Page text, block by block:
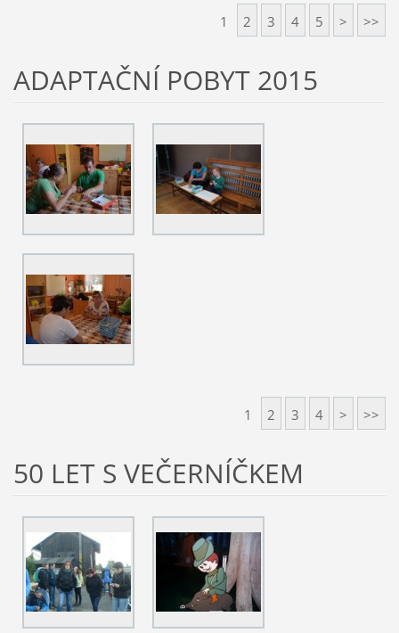
1 2 3 4 5 > >>
ADAPTAČNÍ POBYT 2015
1 2 3 4 > >>
50 LET S VEČERNÍČKEM